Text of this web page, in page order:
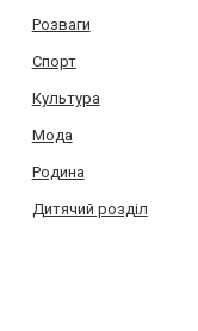
Розваги
Спорт
Культура
Мода
Родина
Дитячий розділ